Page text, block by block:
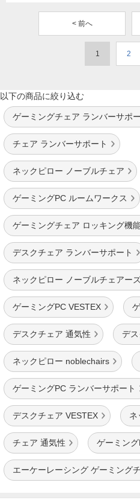
< 前へ
1 2
以下の商品に絞り込む
ゲーミングチェア ランバーサポ
チェア ランバーサポート
ネックピロー ノーブルチェア
ゲーミングPC ルームワークス
ゲーミングチェア ロッキング機
デスクチェア ランバーサポート
ネックピロー ノーブルチェアー
ゲーミングPC VESTEX
デスクチェア 通気性 デ
ネックピロー noblechairs
ゲーミングPC ランバーサポート
デスクチェア VESTEX ネ
チェア 通気性 ゲーミン
エーケーレーシング ゲーミング